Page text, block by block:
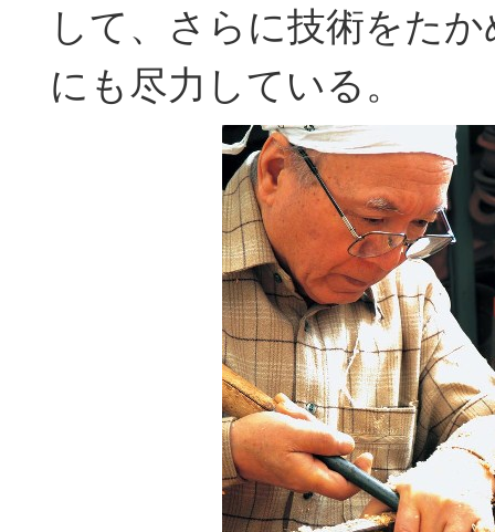
して、さらに技術をた
にも尽力している。